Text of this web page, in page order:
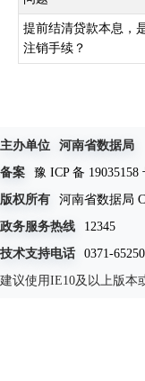
提前结清贷款本息，
注销手续？
主办单位
河南省数据局
备案
豫 ICP 备 19035158
版权所有
河南省数据局
政务服务热线
12345
技术支持电话
0371-
建议使用IE10及以上版本